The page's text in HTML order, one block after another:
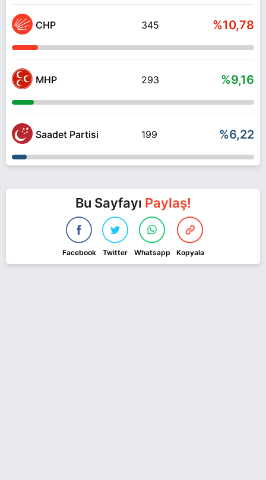
CHP 345 %10,78
MHP 293 %9,16
Saadet Partisi 199 %6,22
Bu Sayfayı Paylaş!
Facebook Twitter Whatsapp Kopyala